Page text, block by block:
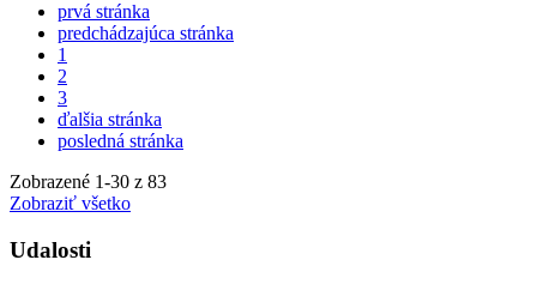
prvá stránka
predchádzajúca stránka
1
2
3
ďalšia stránka
posledná stránka
Zobrazené 1-30 z 83
Zobraziť všetko
Udalosti